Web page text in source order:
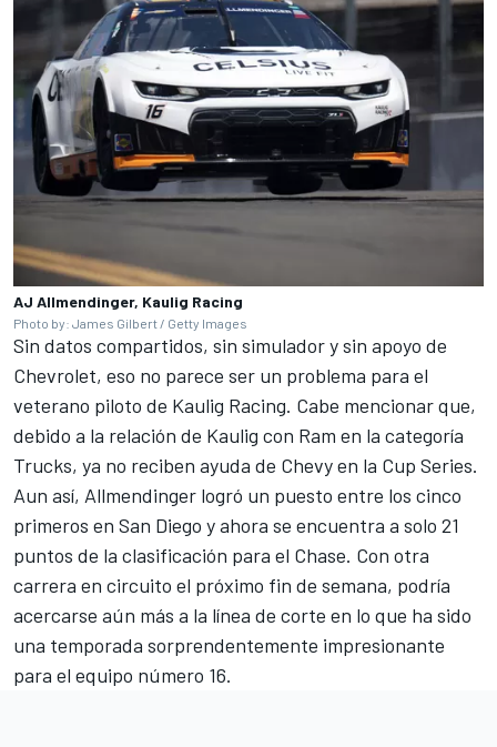
AJ Allmendinger, Kaulig Racing
Photo by: James Gilbert / Getty Images
Sin datos compartidos, sin simulador y sin apoyo de
Chevrolet, eso no parece ser un problema para el
veterano piloto de Kaulig Racing. Cabe mencionar que,
debido a la relación de Kaulig con Ram en la categoría
Trucks, ya no reciben ayuda de Chevy en la Cup Series.
Aun así, Allmendinger logró un puesto entre los cinco
primeros en San Diego y ahora se encuentra a solo 21
puntos de la clasificación para el Chase. Con otra
carrera en circuito el próximo fin de semana, podría
acercarse aún más a la línea de corte en lo que ha sido
una temporada sorprendentemente impresionante
para el equipo número 16.